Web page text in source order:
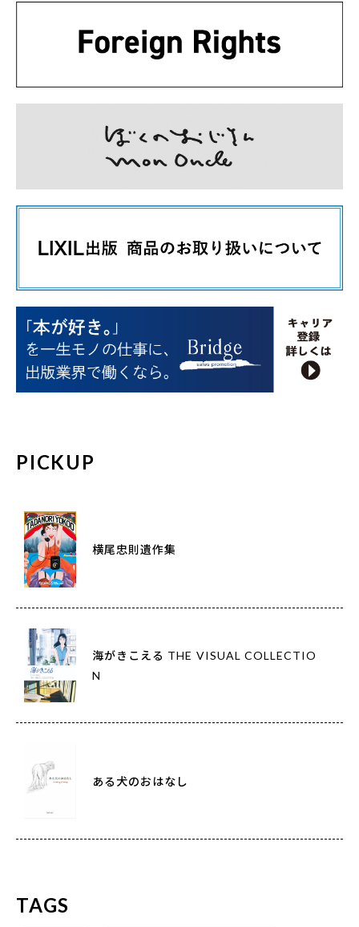
PICKUP
横尾忠則遺作集
海がきこえる THE VISUAL COLLECTIO
N
ある犬のおはなし
TAGS